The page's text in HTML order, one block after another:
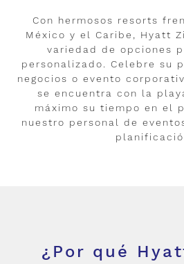
Con hermosos resorts
México y el Caribe, Hyatt
variedad de opciones
personalizado. Celebre su
negocios o evento
se encuentra con la
máximo su tiempo en el
nuestro personal de
¿Por qué